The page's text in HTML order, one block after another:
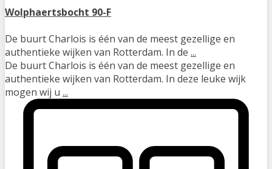
Wolphaertsbocht 90-F
De buurt Charlois is één van de meest gezellige en
authentieke wijken van Rotterdam. In de ...
De buurt Charlois is één van de meest gezellige en
authentieke wijken van Rotterdam. In deze leuke wijk
mogen wij u ...